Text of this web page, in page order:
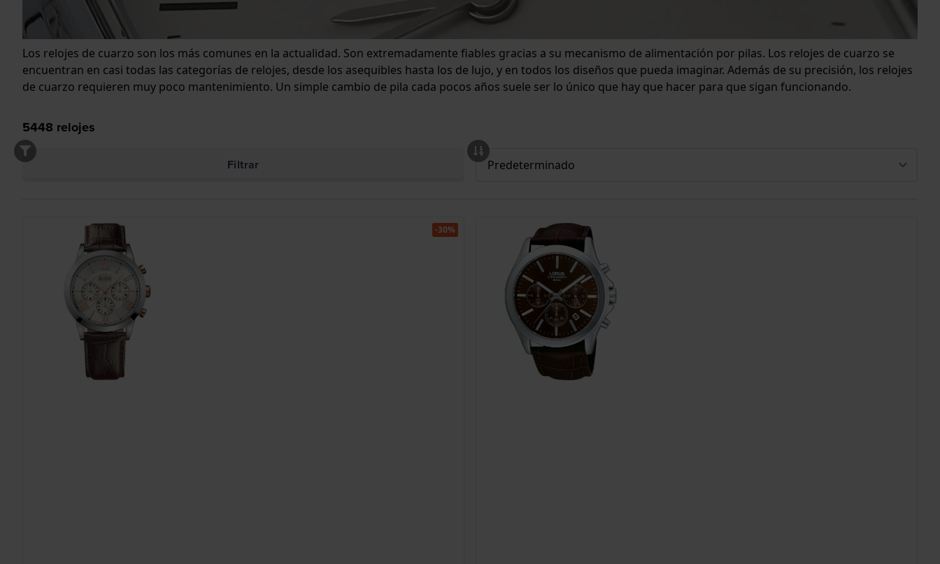
Los relojes de cuarzo son los más comunes en la actualidad. Son extremadamente fiables gracias a su mecanismo de alimentación por pilas. Los relojes de cuarzo se
encuentran en casi todas las categorías de relojes, desde los asequibles hasta los de lujo, y en todos los diseños que pueda imaginar. Además de su precisión, los relojes
de cuarzo requieren muy poco mantenimiento. Un simple cambio de pila cada pocos años suele ser lo único que hay que hacer para que sigan funcionando.
5448 relojes
Filtrar
-30%